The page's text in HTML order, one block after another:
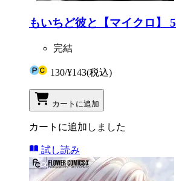
もいちど彼と【マイクロ】 5
完結
130/¥143(税込)
カートに追加
カートに追加しました
試し読み